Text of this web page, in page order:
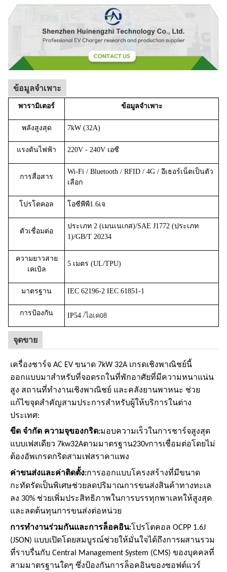
ข้อมูลจำเพาะ
พารามิเตอร์ ข้อมูลจำเพาะ
พลังสูงสุด 7kW (32A)
แรงดันไฟฟ้า 220V - 240V เอซี
การสื่อสาร
Wi-Fi / Bluetooth / RFID / 4G / อีเธอร์เน็ตเป็นตัว
เลือก
โปรโตคอล โอซีพีพี1.6เจ
ตัวเชื่อมต่อ
ประเภท 2 (เมนเนเกส)/SAE J1772 (ประเภท
1)/GB/T 20234
ความยาวสาย
เคเบิล
5 เมตร (UL/TPU)
มาตรฐาน IEC 62196-2 IEC 61851-1
การป้องกัน IP54 / ไอเค08
จุดขาย
เครื่องชาร์จ AC EV ขนาด 7kW 32A เกรดเชิงพาณิชย์นี้
ออกแบบมาสำหรับที่จอดรถในที่พักอาศัยที่มีความหนาแน่น
สูง สถานที่ทำงานเชิงพาณิชย์ และคลังยานพาหนะ ช่วย
แก้ไขจุดสำคัญสามประการสำหรับผู้ให้บริการในต่าง
ประเทศ:
ขีด จำกัด ความจุของกริด:มอบความเร็วในการชาร์จสูงสุด
แบบเฟสเดียว 7kw32Aตามมาตรฐาน230vการเชื่อมต่อโดยไม่
ต้องอัพเกรดกริดสามเฟสราคาแพง
ค่าขนส่งและค่าติดตั้ง:การออกแบบโครงสร้างที่มีขนาด
กะทัดรัดเป็นพิเศษช่วยลดปริมาณการขนส่งสินค้าทางทะเล
ลง 30% ช่วยเพิ่มประสิทธิภาพในการบรรทุกพาเลทให้สูงสุด
และลดต้นทุนการขนส่งต่อหน่วย
การทำงานร่วมกันและการล็อคอิน:โปรโตคอล OCPP 1.6J
(JSON) แบบเปิดโดยสมบูรณ์ช่วยให้มั่นใจได้ถึงการผสานรวม
ที่ราบรื่นกับ Central Management System (CMS) ของบุคคลที่
สามมาตรฐานใดๆ ซึ่งป้องกันการล็อคอินของซอฟต์แวร์